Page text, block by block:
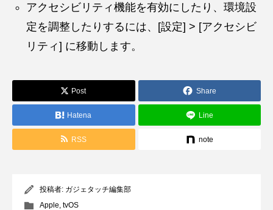
アクセシビリティ機能を有効にしたり、環境設
定を調整したりするには、[設定] > [アクセシビ
リティ] に移動します。
Post Share
Hatena Line
RSS note
投稿者: ガジェタッチ編集部
Apple tvOS